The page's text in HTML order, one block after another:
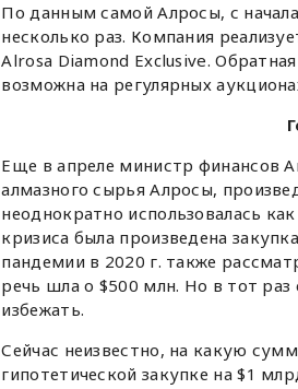
По данным самой Алросы, с
несколько раз. Компания
Alrosa Diamond Exclusive.
возможна на регулярных
Еще в апреле министр финансов
алмазного сырья Алросы,
неоднократно использовалась
кризиса была произведена
пандемии в 2020 г. также
речь шла о $500 млн. Но в тот
избежать.
Сейчас неизвестно, на какую
гипотетической закупке на $1